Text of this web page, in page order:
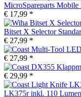
MicroSpareparts
€ 17,99 *
Bitset X Selector
€ 27,99 *
€ 27,99 *
€ 29,99 *
LK375r inkl. 110 Lumen